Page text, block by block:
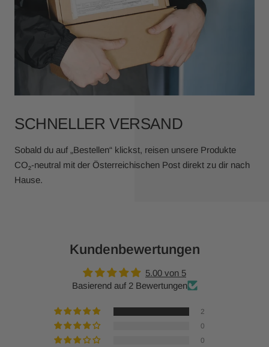
SCHNELLER VERSAND
Sobald du auf „Bestellen“ klickst, reisen unsere Produkte
CO₂-neutral mit der Österreichischen Post direkt zu dir nach
Hause.
Kundenbewertungen
5.00 von 5
Basierend auf 2 Bewertungen
2
0
0